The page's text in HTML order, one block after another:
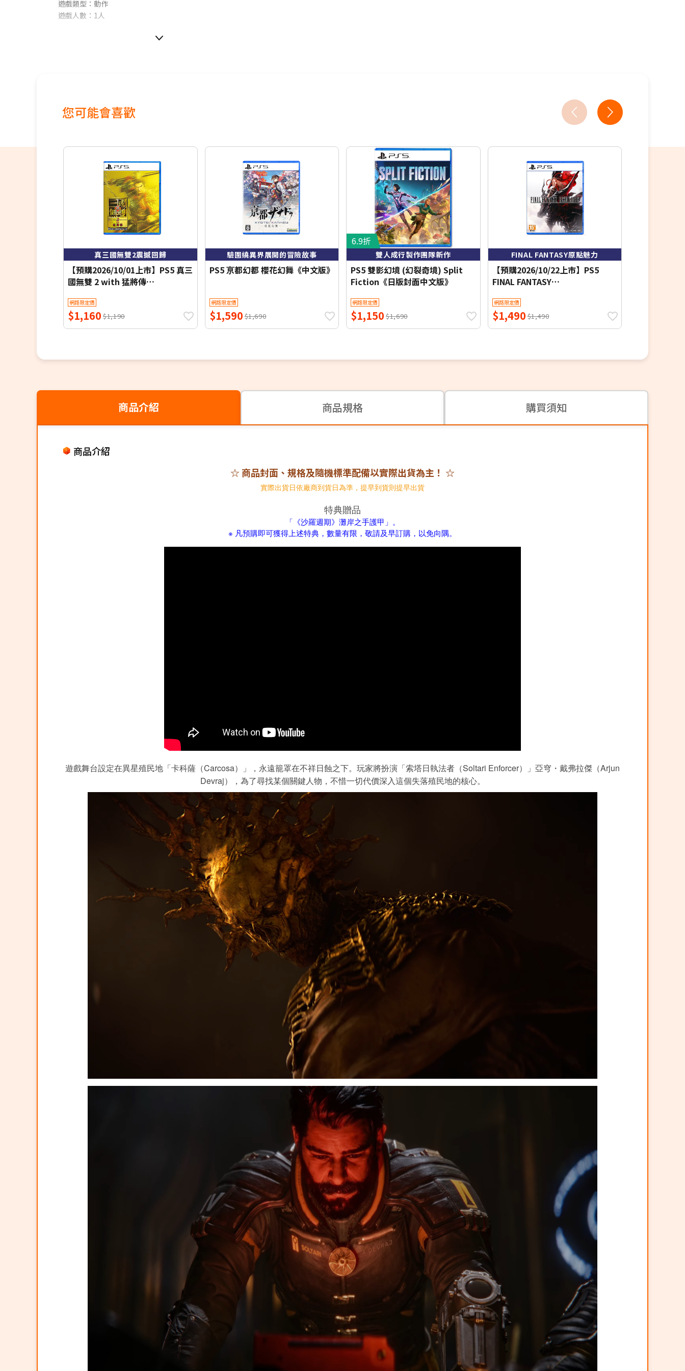
遊戲類型：動作
遊戲人數：1人
您可能會喜歡
真三國無雙2震撼回歸
【預購2026/10/01上市】PS5 真三
國無雙 2 with 猛將傳
網路限定價
$1,160 $1,190
驗圍繞異界展開的冒險故事
PS5 亰都幻都 櫻花幻舞《中文版》
網路限定價
$1,590$1,690
6.9折
雙人成行製作團隊新作
PS5 雙影幻境 (幻裂奇境) Split
Fiction《日版封面中文版》
網路限定價
$1,150 $1,690
FINAL FANTASY原點魅力
【預購2026/10/22上市】PS5
FINAL FANTASY
網路限定價
$1,490$1,490
商品介紹 商品規格 購買須知
商品介紹
☆ 商品封面、規格及隨機標準配備以實際出貨為主！ ☆
實際出貨日依廠商到貨日為準，提早到貨則提早出貨
特典贈品
「《沙羅週期》灘岸之手護甲」。
※ 凡預購即可獲得上述特典，數量有限，敬請及早訂購，以免向隅。
遊戲舞台設定在異星殖民地「卡科薩（Carcosa）」，永遠籠罩在不祥日蝕之下。玩家將扮演「索塔日執法者（Soltari Enforcer）」亞穹・戴弗拉傑（Arjun
Devraj），為了尋找某個關鍵人物，不惜一切代價深入這個失落殖民地的核心。